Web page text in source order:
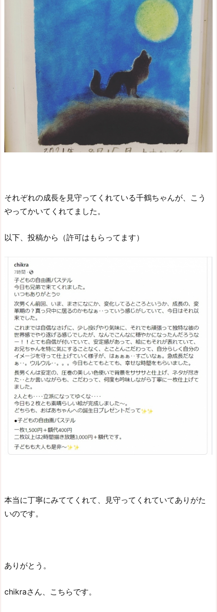
それぞれの成長を見守ってくれている千鶴ちゃんが、こう
やってかいてくれてました。
以下、投稿から（許可はもらってます）
本当に丁寧にみててくれて、見守ってくれていてありがた
いのです。
ありがとう。
chikraさん、こちらです。